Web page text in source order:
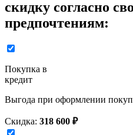
скидку согласно
предпочтениям:
Покупка в
кредит
Выгода при оформлении
Скидка: 318 600 ₽